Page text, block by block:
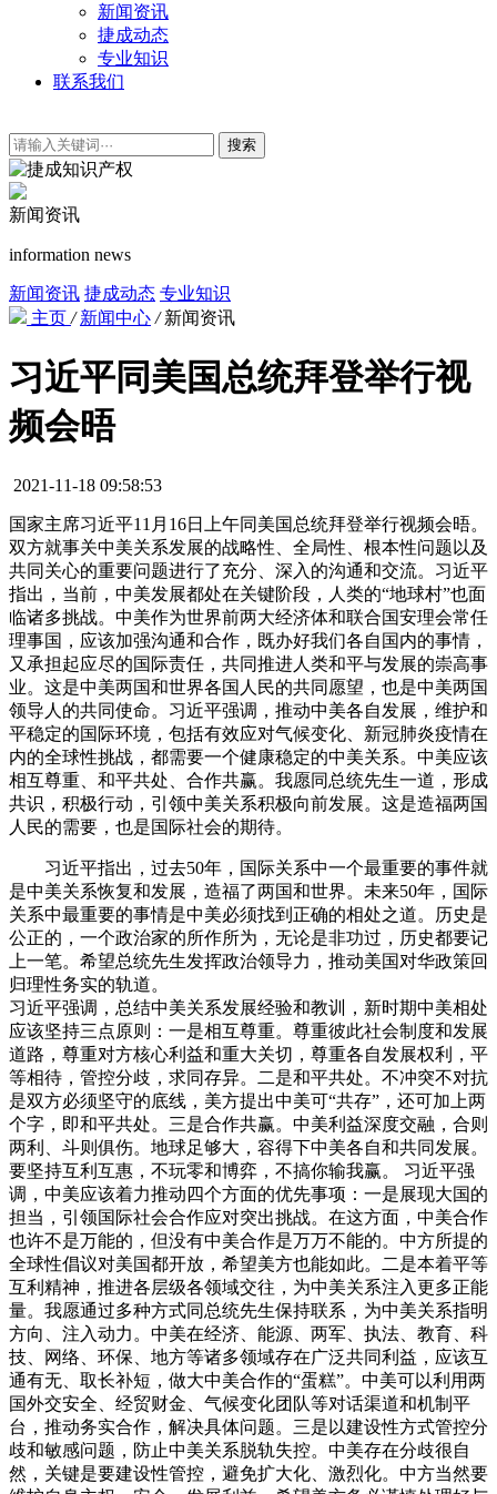
新闻资讯
捷成动态
专业知识
联系我们
搜索
新闻资讯
information news
新闻资讯 捷成动态 专业知识
主页 / 新闻中心 / 新闻资讯
习近平同美国总统拜登举行视
频会晤
2021-11-18 09:58:53
国家主席习近平11月16日上午同美国总统拜登举行视频会晤。
双方就事关中美关系发展的战略性、全局性、根本性问题以及
共同关心的重要问题进行了充分、深入的沟通和交流。 习近平
指出，当前，中美发展都处在关键阶段，人类的“地球村”也面
临诸多挑战。中美作为世界前两大经济体和联合国安理会常任
理事国，应该加强沟通和合作，既办好我们各自国内的事情，
又承担起应尽的国际责任，共同推进人类和平与发展的崇高事
业。这是中美两国和世界各国人民的共同愿望，也是中美两国
领导人的共同使命。 习近平强调，推动中美各自发展，维护和
平稳定的国际环境，包括有效应对气候变化、新冠肺炎疫情在
内的全球性挑战，都需要一个健康稳定的中美关系。中美应该
相互尊重、和平共处、合作共赢。我愿同总统先生一道，形成
共识，积极行动，引领中美关系积极向前发展。这是造福两国
人民的需要，也是国际社会的期待。
习近平指出，过去50年，国际关系中一个最重要的事件就
是中美关系恢复和发展，造福了两国和世界。未来50年，国际
关系中最重要的事情是中美必须找到正确的相处之道。历史是
公正的，一个政治家的所作所为，无论是非功过，历史都要记
上一笔。希望总统先生发挥政治领导力，推动美国对华政策回
归理性务实的轨道。
习近平强调，总结中美关系发展经验和教训，新时期中美相处
应该坚持三点原则：一是相互尊重。尊重彼此社会制度和发展
道路，尊重对方核心利益和重大关切，尊重各自发展权利，平
等相待，管控分歧，求同存异。二是和平共处。不冲突不对抗
是双方必须坚守的底线，美方提出中美可“共存”，还可加上两
个字，即和平共处。三是合作共赢。中美利益深度交融，合则
两利、斗则俱伤。地球足够大，容得下中美各自和共同发展。
要坚持互利互惠，不玩零和博弈，不搞你输我赢。
习近平强
调，中美应该着力推动四个方面的优先事项：一是展现大国的
担当，引领国际社会合作应对突出挑战。在这方面，中美合作
也许不是万能的，但没有中美合作是万万不能的。中方所提的
全球性倡议对美国都开放，希望美方也能如此。二是本着平等
互利精神，推进各层级各领域交往，为中美关系注入更多正能
量。我愿通过多种方式同总统先生保持联系，为中美关系指明
方向、注入动力。中美在经济、能源、两军、执法、教育、科
技、网络、环保、地方等诸多领域存在广泛共同利益，应该互
通有无、取长补短，做大中美合作的“蛋糕”。中美可以利用两
国外交安全、经贸财金、气候变化团队等对话渠道和机制平
台，推动务实合作，解决具体问题。三是以建设性方式管控分
歧和敏感问题，防止中美关系脱轨失控。中美存在分歧很自
然，关键是要建设性管控，避免扩大化、激烈化。中方当然要